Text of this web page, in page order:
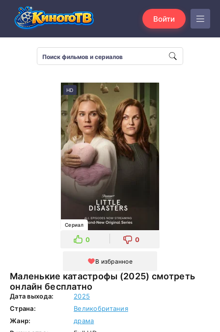
Войти
Маленькие катастрофы (2025) смотреть
онлайн бесплатно
HD
Сериал
0 0
В избранное
Дата выхода:
2025
Страна:
Великобритания
Жанр:
драма